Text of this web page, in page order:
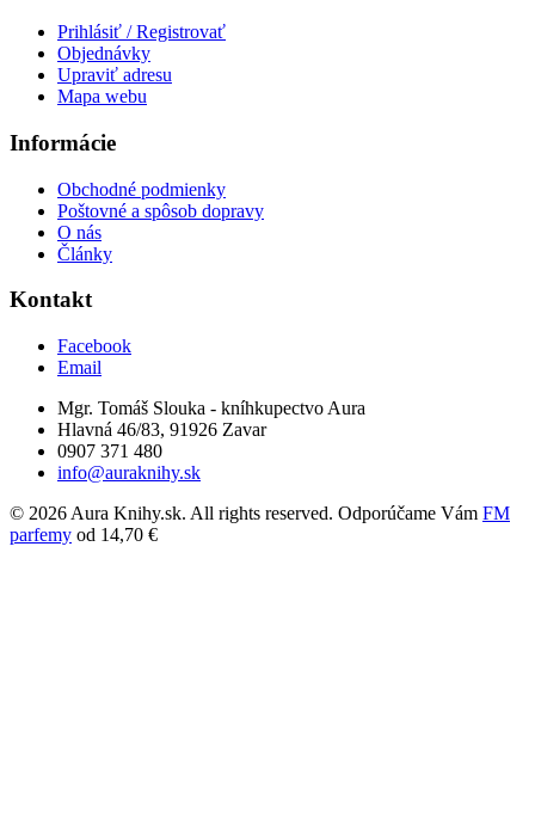
Prihlásiť / Registrovať
Objednávky
Upraviť adresu
Mapa webu
Informácie
Obchodné podmienky
Poštovné a spôsob dopravy
O nás
Články
Kontakt
Facebook
Email
Mgr. Tomáš Slouka - kníhkupectvo Aura
Hlavná 46/83, 91926 Zavar
0907 371 480
info@auraknihy.sk
© 2026 Aura Knihy.sk. All rights reserved. Odporúčame Vám FM
parfemy od 14,70 €